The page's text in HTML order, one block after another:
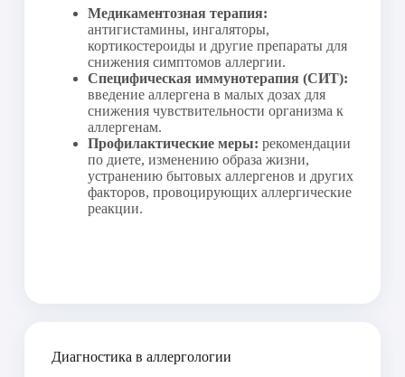
Медикаментозная терапия:
антигистамины, ингаляторы,
кортикостероиды и другие препараты для
снижения симптомов аллергии.
Специфическая иммунотерапия (СИТ):
введение аллергена в малых дозах для
снижения чувствительности организма к
аллергенам.
Профилактические меры: рекомендации
по диете, изменению образа жизни,
устранению бытовых аллергенов и других
факторов, провоцирующих аллергические
реакции.
Диагностика в аллергологии